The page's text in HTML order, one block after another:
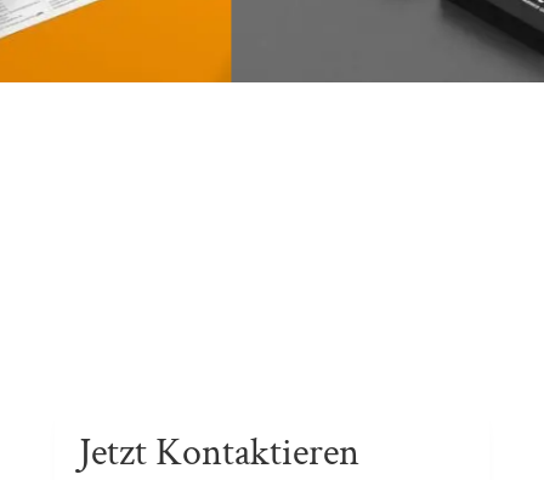
Jetzt Kontaktieren